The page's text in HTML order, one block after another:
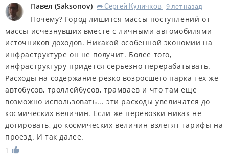
Павел (Saksonov) R Сергей Куличков 9 лет назад
Почему? Город лишится массы поступлений от
массы исчезнувших вместе с личными автомобилями
источников доходов. Никакой особенной экономии на
инфраструктуре он не получит. Более того,
инфраструктуру придется серьезно перерабатывать.
Расходы на содержание резко возросшего парка тех же
автобусов, троллейбусов, трамваев и что там еще
возможно использовать... эти расходы увеличатся до
космических величин. Если же перевозки никак не
дотировать, до космических величин взлетят тарифы на
проезд. И так далее.
1